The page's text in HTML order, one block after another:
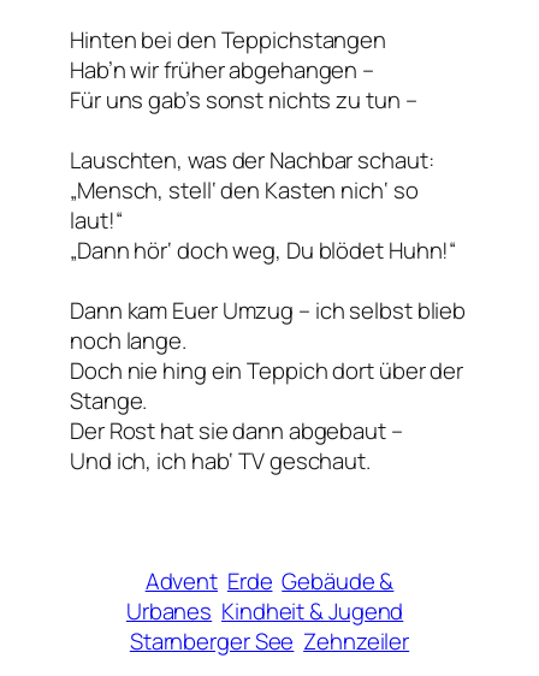
Hinten bei den Teppichstangen
Hab’n wir früher abgehangen –
Für uns gab’s sonst nichts zu tun –
Lauschten, was der Nachbar schaut:
„Mensch, stell‘ den Kasten nich‘ so
laut!“
„Dann hör‘ doch weg, Du blödet Huhn!“
Dann kam Euer Umzug – ich selbst blieb
noch lange.
Doch nie hing ein Teppich dort über der
Stange.
Der Rost hat sie dann abgebaut –
Und ich, ich hab‘ TV geschaut.
Advent Erde Gebäude &
Urbanes Kindheit & Jugend
Starnberger See Zehnzeiler